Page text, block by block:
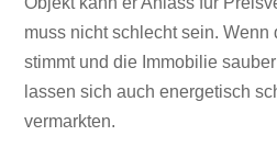
muss nicht schlecht sein. Wenn
stimmt und die Immobilie
lassen sich auch energetisch
vermarkten.